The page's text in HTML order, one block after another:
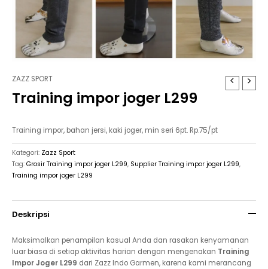
ZAZZ SPORT
Training impor joger L299
Training impor, bahan jersi, kaki joger, min seri 6pt. Rp.75/pt
Kategori: Zazz Sport
Tag: Grosir Training impor joger L299, Supplier Training impor joger L299,
Training impor joger L299
Deskripsi
Maksimalkan penampilan kasual Anda dan rasakan kenyamanan
luar biasa di setiap aktivitas harian dengan mengenakan Training
Impor Joger L299 dari Zazz Indo Garmen, karena kami merancang